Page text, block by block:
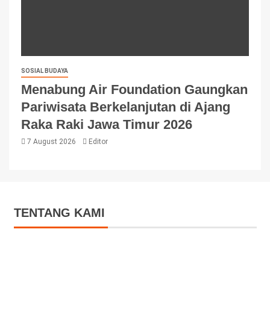
SOSIAL BUDAYA
Menabung Air Foundation Gaungkan
Pariwisata Berkelanjutan di Ajang
Raka Raki Jawa Timur 2026
7 August 2026 Editor
TENTANG KAMI